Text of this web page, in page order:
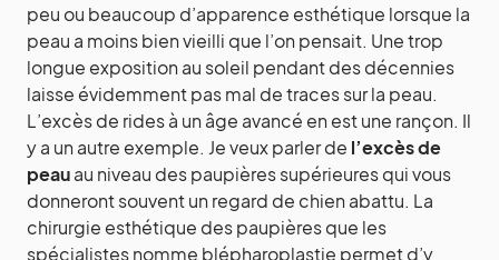
peu ou beaucoup d’apparence esthétique lorsque la
peau a moins bien vieilli que l’on pensait. Une trop
longue exposition au soleil pendant des décennies
laisse évidemment pas mal de traces sur la peau.
L’excès de rides à un âge avancé en est une rançon. Il
y a un autre exemple. Je veux parler de l’excès de
peauau niveau des paupières supérieures qui vous
donneront souvent un regard de chien abattu. La
chirurgie esthétique des paupières que les
spécialistes nomme blépharoplastie permet d’y